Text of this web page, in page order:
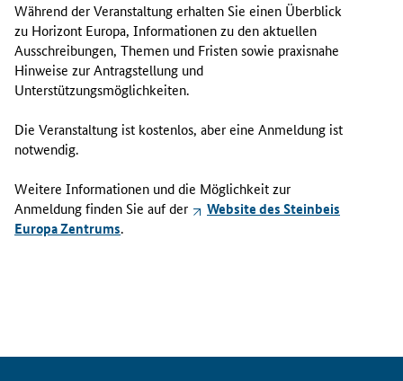
Während der Veranstaltung erhalten Sie einen Überblick
zu Horizont Europa, Informationen zu den aktuellen
Ausschreibungen, Themen und Fristen sowie praxisnahe
Hinweise zur Antragstellung und
Unterstützungsmöglichkeiten.
Die Veranstaltung ist kostenlos, aber eine Anmeldung ist
notwendig.
Weitere Informationen und die Möglichkeit zur
Anmeldung finden Sie auf der
Websitedes Steinbeis
Europa Zentrums.